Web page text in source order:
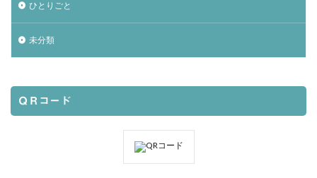
ひとりごと
未分類
ＱＲコード